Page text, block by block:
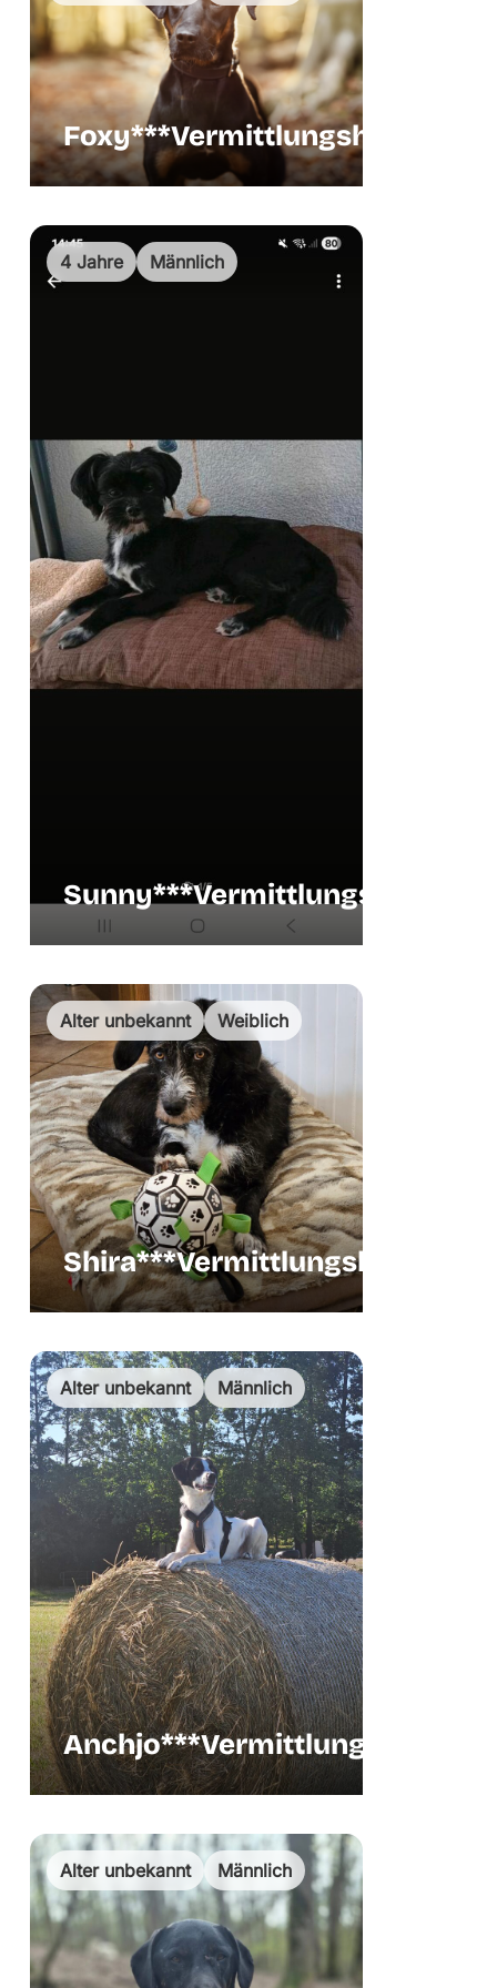
Foxy***Vermittlungshilfe
4 Jahre Männlich
Sunny***Vermittlungshilfe
Alter unbekannt Weiblich
Shira***Vermittlungshilfe
Alter unbekannt Männlich
Anchjo***Vermittlungshilfe
Alter unbekannt Männlich